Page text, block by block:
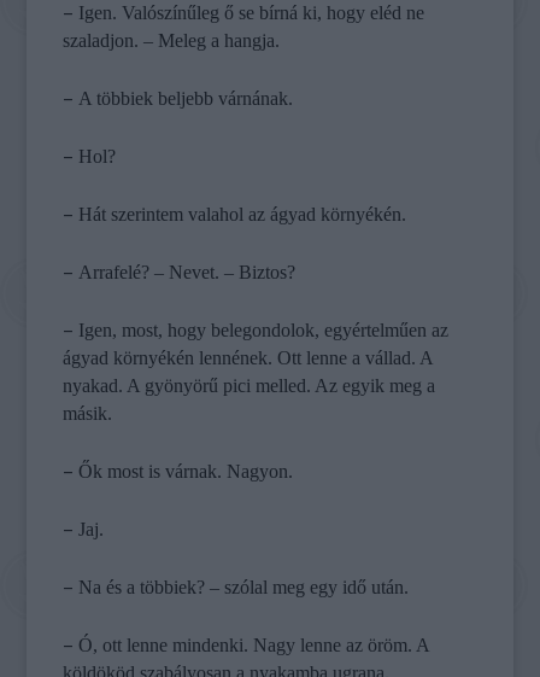
– Igen. Valószínűleg ő se bírná ki, hogy eléd ne
szaladjon. – Meleg a hangja.
–A többiek beljebb várnának.
– Hol?
– Hát szerintem valahol az ágyad környékén.
–Arrafelé? – Nevet. – Biztos?
– Igen, most, hogy belegondolok, egyértelműen az
ágyad környékén lennének. Ott lenne a vállad. A
nyakad. A gyönyörű pici melled. Az egyik meg a
másik.
– Ők most is várnak. Nagyon.
–Jaj.
– Na és a többiek? – szólal meg egy idő után.
– Ó, ott lenne mindenki. Nagy lenne az öröm. A
köldököd szabályosan a nyakamba ugrana.